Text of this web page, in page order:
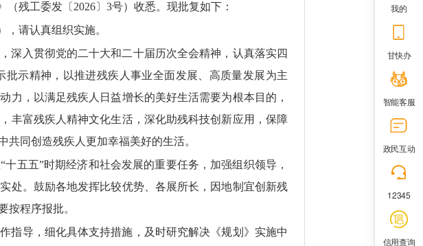
残工委发〔2026〕3号）收悉。现批复如下：
请认真组织实施。
深入贯彻党的二十大和二十届历次全会精神，认真落实四
示精神，以推进残疾人事业全面发展、高质量发展为主
力，以满足残疾人日益增长的美好生活需要为根本目的，
丰富残疾人精神文化生活，深化助残科技创新应用，保障
同创造残疾人更加幸福美好的生活。
五五”时期经济和社会发展的重要任务，加强组织领导，
处。鼓励各地发挥比较优势、各展所长，因地制宜创新残
按程序报批。
指导，细化具体支持措施，及时研究解决《规划》实施中
我的
甘快办
智能客服
政民互动
12345
信用查询